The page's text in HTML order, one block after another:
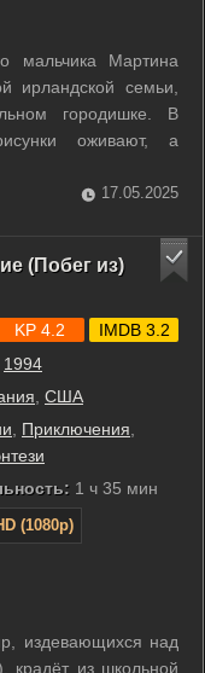
мальчика Мартина
ирландской семьи,
городишке. В
оживают, а
помогает
которые в детстве
...
17.05.2025
(Побег из)
1994
, США
, Приключения,
1 ч 35 мин
(1080p)
KP 4.2 IMDB 3.2
издевающихся над
крадёт из школьной